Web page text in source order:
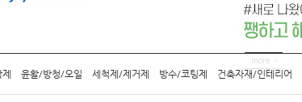
윤활/방청/오일 세척제/제거제 방수/코팅제 건축자재/인테리어